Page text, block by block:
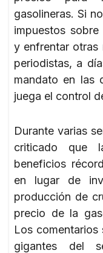
gasolineras. Si
impuestos
y enfrentar otras
periodistas, a
mandato en las
juega el control
Durante varias
criticado que
beneficios
en lugar de
producción de
precio de la
Los
gigantes del